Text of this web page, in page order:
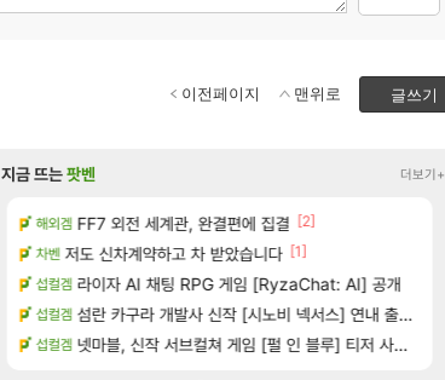
글쓰기
이전페이지 맨위로
메이플 빵 가격이 24500원 이라길래 결제 취소하고 나왔다
디아4 (15시즌PTR) 악마술사 5경이 뜨네요
로아 너넨 대난 함부로 가지 마라.. [45]
디아4 Ptr신규무기 인검이라길래 뭔가했는데 [5]
메이플 게이머라면 필수로 알아야 할 것 [114]
지금 뜨는팟벤 더보기+
해외겜 FF7 외전 세계관, 완결편에 집결 [2]
차벤 저도 신차계약하고 차 받았습니다 [1]
섭컬겜 라이자 AI 채팅 RPG 게임 [RyzaChat: AI] 공개
섭컬겜 섬란 카구라 개발사 신작 [시노비 넥서스] 연내 출시 예정
섭컬겜 넷마블, 신작 서브컬쳐 게임 [펄 인 블루] 티저 사이트 오픈